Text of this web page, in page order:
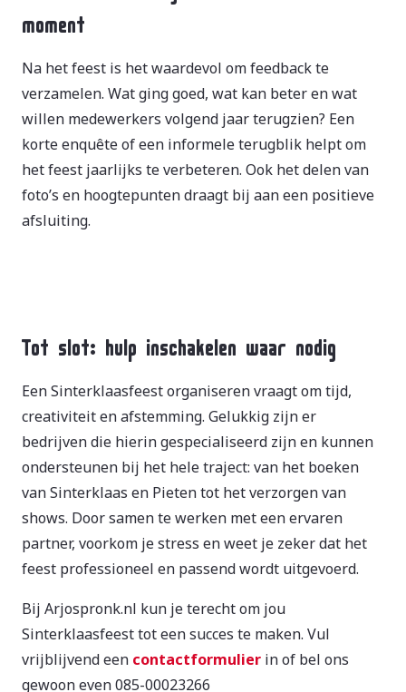
moment
Na het feest is het waardevol om feedback te
verzamelen. Wat ging goed, wat kan beter en wat
willen medewerkers volgend jaar terugzien? Een
korte enquête of een informele terugblik helpt om
het feest jaarlijks te verbeteren. Ook het delen van
foto’s en hoogtepunten draagt bij aan een positieve
afsluiting.
Tot slot: hulp inschakelen waar nodig
Een Sinterklaasfeest organiseren vraagt om tijd,
creativiteit en afstemming. Gelukkig zijn er
bedrijven die hierin gespecialiseerd zijn en kunnen
ondersteunen bij het hele traject: van het boeken
van Sinterklaas en Pieten tot het verzorgen van
shows. Door samen te werken met een ervaren
partner, voorkom je stress en weet je zeker dat het
feest professioneel en passend wordt uitgevoerd.
Bij Arjospronk.nl kun je terecht om jou
Sinterklaasfeest tot een succes te maken. Vul
vrijblijvend een contactformulier in of bel ons
gewoon even 085-00023266